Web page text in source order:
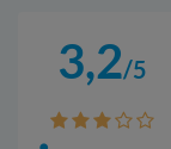
3,2/5